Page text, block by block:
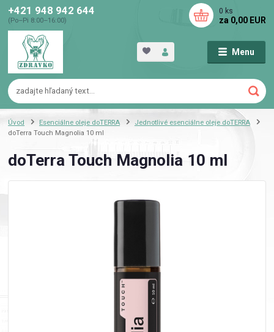
Menu
+421 948 942 644
(Po–Pi 8:00–16:00)
0 ks
za 0,00 EUR
Úvod Esenciálne oleje doTERRA
Jednotlivé esenciálne oleje doTERRA
doTerra Touch Magnolia 10 ml
doTerra Touch Magnolia 10 ml